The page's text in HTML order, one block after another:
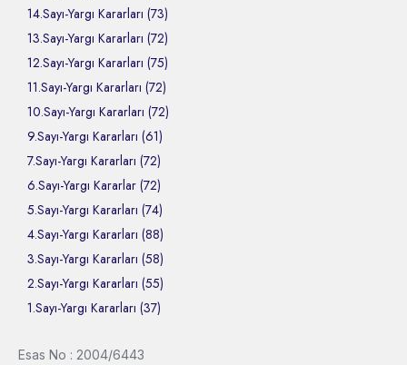
14.Sayı-Yargı Kararları (73)
13.Sayı-Yargı Kararları (72)
12.Sayı-Yargı Kararları (75)
11.Sayı-Yargı Kararları (72)
10.Sayı-Yargı Kararları (72)
9.Sayı-Yargı Kararları (61)
7.Sayı-Yargı Kararları (72)
6.Sayı-Yargı Kararlar (72)
5.Sayı-Yargı Kararları (74)
4.Sayı-Yargı Kararları (88)
3.Sayı-Yargı Kararları (58)
2.Sayı-Yargı Kararları (55)
1.Sayı-Yargı Kararları (37)
Esas No : 2004/6443